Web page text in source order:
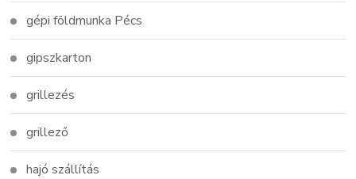
gépi földmunka Pécs
gipszkarton
grillezés
grillező
hajó szállítás